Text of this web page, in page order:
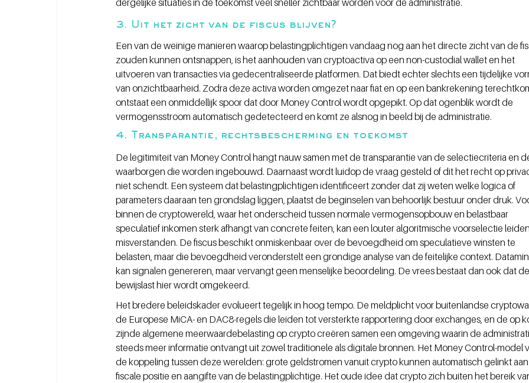
3. Uit het zicht van de fiscus blijven?
Een van de weinige manieren waarop belastingplichtigen vandaag nog aan het directe zicht van de
zouden kunnen ontsnappen, is het aanhouden van cryptoactiva op een non-custodial wallet en het
uitvoeren van transacties via gedecentraliseerde platformen. Dat biedt echter slechts een tijdelijke
van onzichtbaarheid. Zodra deze activa worden omgezet naar fiat en op een bankrekening
ontstaat een onmiddellijk spoor dat door Money Control wordt opgepikt. Op dat ogenblik wordt de
vermogensstroom automatisch gedetecteerd en komt ze alsnog in beeld bij de administratie.
4. Transparantie, rechtsbescherming en toekomst
De legitimiteit van Money Control hangt nauw samen met de transparantie van de selectiecriteria en
waarborgen die worden ingebouwd. Daarnaast wordt luidop de vraag gesteld of dit het recht op
niet schendt. Een systeem dat belastingplichtigen identificeert zonder dat zij weten welke logica of
parameters daaraan ten grondslag liggen, plaatst de beginselen van behoorlijk bestuur onder druk.
binnen de cryptowereld, waar het onderscheid tussen normale vermogensopbouw en belastbaar
speculatief inkomen sterk afhangt van concrete feiten, kan een louter algoritmische voorselectie
misverstanden. De fiscus beschikt onmiskenbaar over de bevoegdheid om speculatieve winsten te
belasten, maar die bevoegdheid veronderstelt een grondige analyse van de feitelijke context.
kan signalen genereren, maar vervangt geen menselijke beoordeling. De vrees bestaat dan ook dat de
bewijslast hier wordt omgekeerd.
Het bredere beleidskader evolueert tegelijk in hoog tempo. De meldplicht voor buitenlandse
de Europese MiCA- en DAC8-regels die leiden tot versterkte rapportering door exchanges, en de op
zijnde algemene meerwaardebelasting op crypto creëren samen een omgeving waarin de
steeds meer informatie ontvangt uit zowel traditionele als digitale bronnen. Het Money Control-model
de koppeling tussen deze werelden: grote geldstromen vanuit crypto kunnen automatisch gelinkt
fiscale positie en aangifte van de belastingplichtige. Het oude idee dat crypto zich buiten het bereik